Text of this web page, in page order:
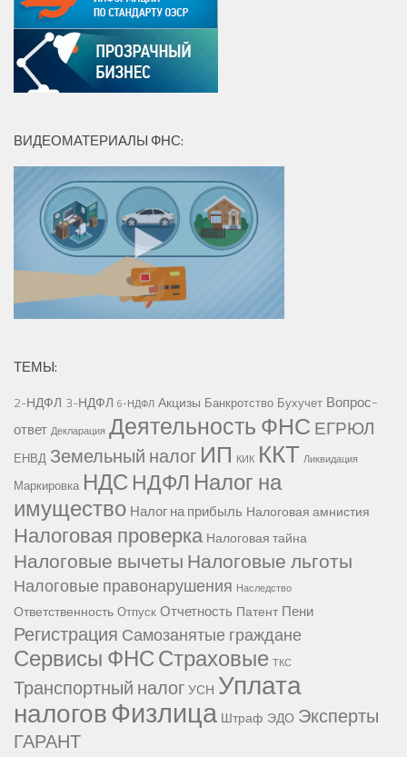
ВИДЕОМАТЕРИАЛЫ ФНС:
ТЕМЫ:
2-НДФЛ 3-НДФЛ 6-НДФЛ Акцизы Банкротство Бухучет Вопрос-
ответ Декларация Деятельность ФНС ЕГРЮЛ
ЕНВД Земельный налог ИП КИК ККТ Ликвидация
Маркировка НДС НДФЛ Налог на
имущество Налог на прибыль Налоговая амнистия
Налоговая проверка Налоговая тайна
Налоговые вычетыНалоговые льготы
Налоговые правонарушения Наследство
Ответственность Отпуск Отчетность Патент Пени
Регистрация Самозанятые граждане
Сервисы ФНССтраховые ТКС
Транспортный налогУСН Уплата
налоговФизлица Штраф ЭДО Эксперты
ГАРАНТ